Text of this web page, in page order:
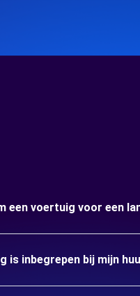
een voertuig voor een
is inbegrepen bij mijn